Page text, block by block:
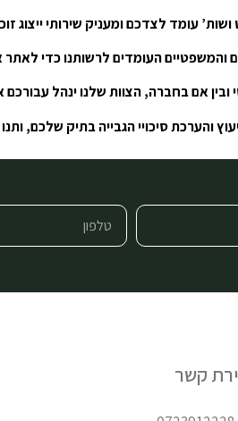
ושות’ עומד לצדכם ומעניק שירותי ייצוג
והמשפטיים העומדים לרשותנו כדי
ובין אם בחברה, הצוות שלנו ינהל
והערכת סיכויי הגבייה בתיק שלכם,
קשר